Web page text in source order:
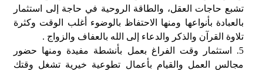
تشبع حاجات العقل، والطاقة الروحية في حاجة إلى استثمار
بالعبادة بأنواعها ومنها الاحتفاظ بالوضوء أغلب الوقت وكثرة
تلاوة القرآن والذكر والدعاء إلى الله بالعفاف والزواج .
5. استثمار وقت الفراغ بعمل بأنشطة مفيدة ومنها حضور
مجالس العمل والقيام بأعمال تطوعية خيرية تشغل وقتك